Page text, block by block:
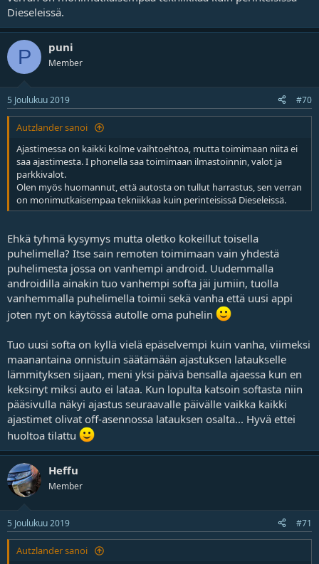
Dieseleissä.
P puni
Member
5 Joulukuu 2019 #70
Autzlander sanoi
Ajastimessa on kaikki kolme vaihtoehtoa, mutta toimimaan niitä ei
saa ajastimesta. I phonella saa toimimaan ilmastoinnin, valot ja
parkkivalot.
Olen myös huomannut, että autosta on tullut harrastus, sen verran
on monimutkaisempaa tekniikkaa kuin perinteisissä Dieseleissä.
Ehkä tyhmä kysymys mutta oletko kokeillut toisella
puhelimella? Itse sain remoten toimimaan vain yhdestä
puhelimesta jossa on vanhempi android. Uudemmalla
androidilla ainakin tuo vanhempi softa jäi jumiin, tuolla
vanhemmalla puhelimella toimii sekä vanha että uusi appi
joten nyt on käytössä autolle oma puhelin
Tuo uusi softa on kyllä vielä epäselvempi kuin vanha, viimeksi
maanantaina onnistuin säätämään ajastuksen lataukselle
lämmityksen sijaan, meni yksi päivä bensalla ajaessa kun en
keksinyt miksi auto ei lataa. Kun lopulta katsoin softasta niin
pääsivulla näkyi ajastus seuraavalle päivälle vaikka kaikki
ajastimet olivat off-asennossa latauksen osalta... Hyvä ettei
huoltoa tilattu
Heffu
Member
5 Joulukuu 2019 #71
Autzlander sanoi